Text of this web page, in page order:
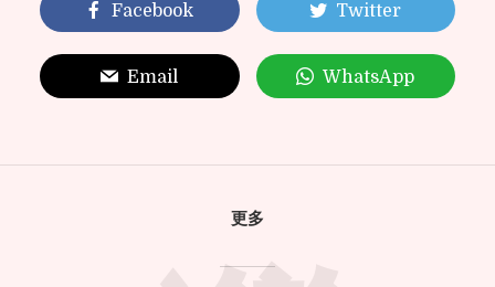
Facebook Twitter
Email WhatsApp
更多